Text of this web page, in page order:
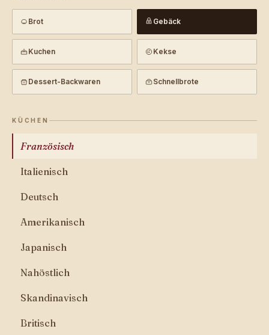
Brot Gebäck
Kuchen Kekse
Dessert-Backwaren Schnellbrote
KÜCHEN
Französisch
Italienisch
Deutsch
Amerikanisch
Japanisch
Nahöstlich
Skandinavisch
Britisch